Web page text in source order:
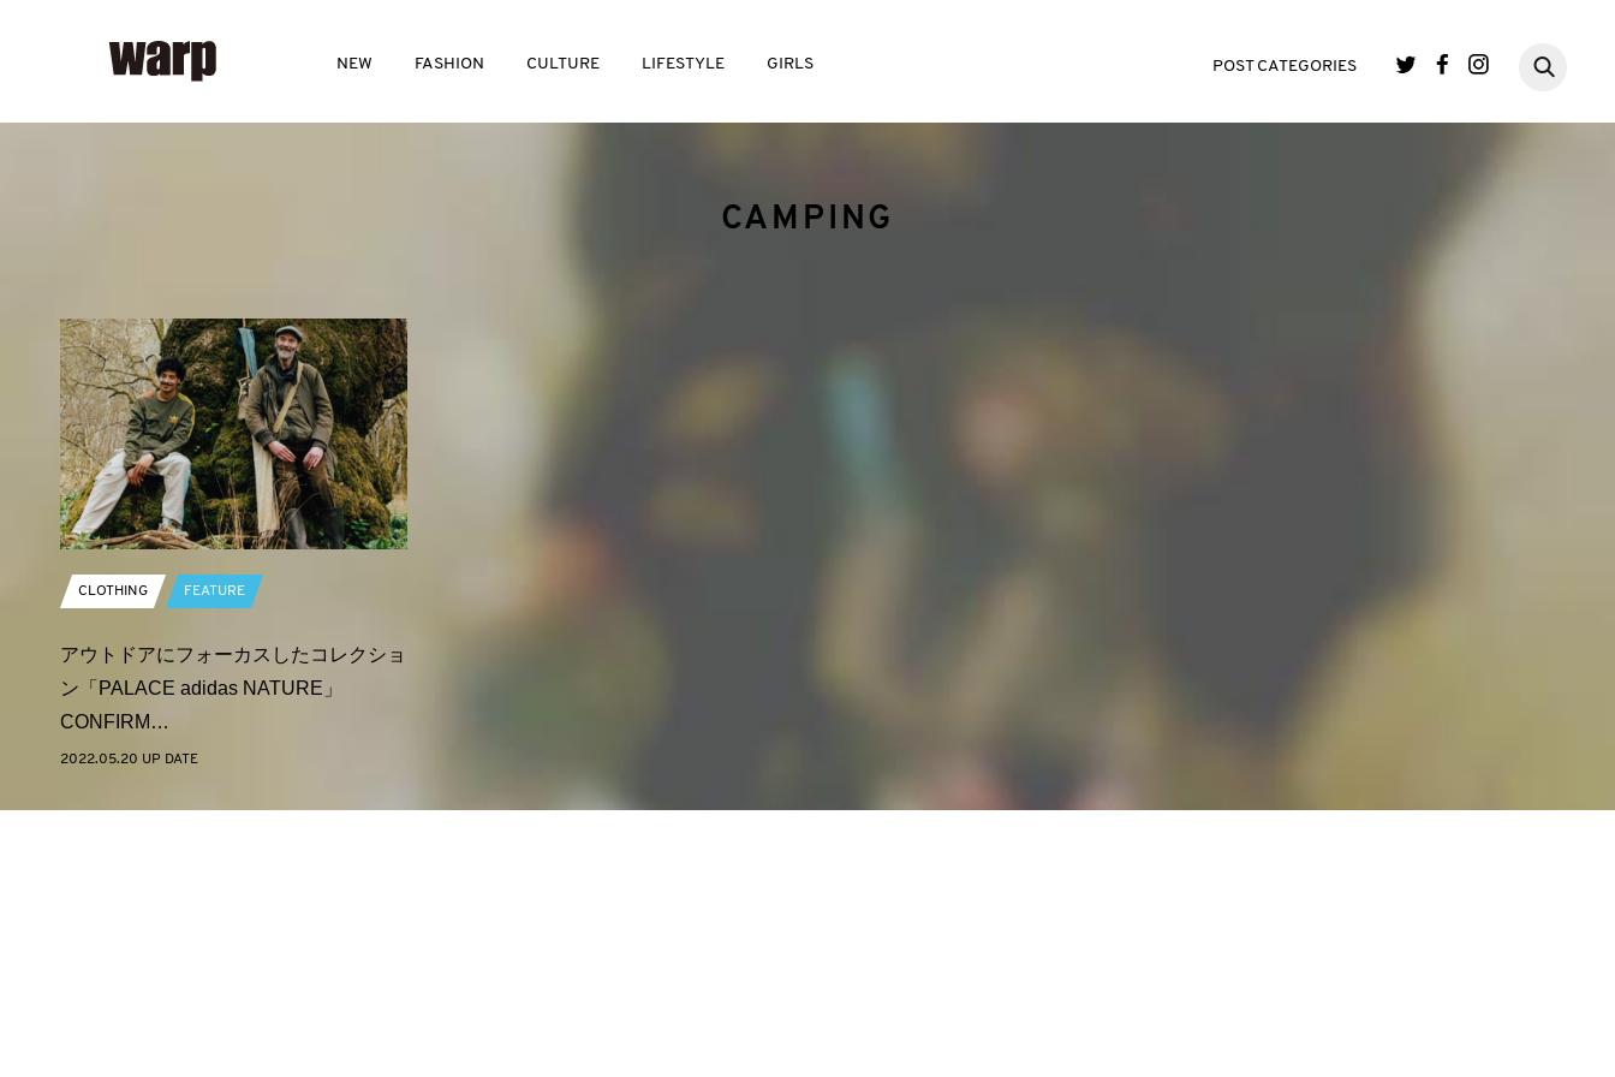
NEW FASHION CULTURE LIFESTYLE GIRLS POST CATEGORIES
CAMPING
CLOTHING FEATURE
アウトドアにフォーカスしたコレクショ
ン「PALACE adidas NATURE」
CONFIRM…
2022.05.20 UP DATE